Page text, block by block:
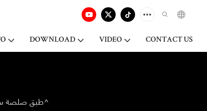
DOWNLOAD VIDEO CONTACT US
طبق صلصة سيراميك على شكل ملعقة فندق، ملعقة تذوق من البورسلين باللون الأبيض للولائم^